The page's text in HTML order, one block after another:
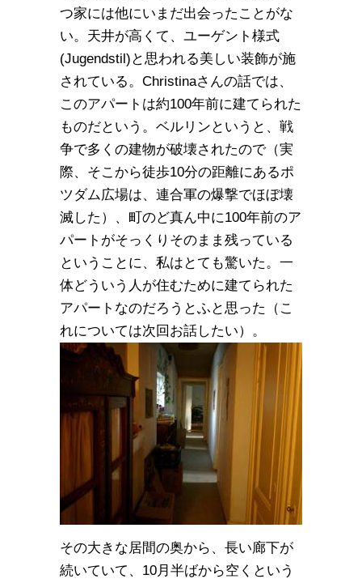
つ家には他にいまだ出会ったことがな
い。天井が高くて、ユーゲント様式
(Jugendstil)と思われる美しい装飾が施
されている。Christinaさんの話では、
このアパートは約100年前に建てられた
ものだという。ベルリンというと、戦
争で多くの建物が破壊されたので（実
際、そこから徒歩10分の距離にあるポ
ツダム広場は、連合軍の爆撃でほぼ壊
滅した）、町のど真ん中に100年前のア
パートがそっくりそのまま残っている
ということに、私はとても驚いた。一
体どういう人が住むために建てられた
アパートなのだろうとふと思った（こ
れについては次回お話したい）。
その大きな居間の奥から、長い廊下が
続いていて、10月半ばから空くという